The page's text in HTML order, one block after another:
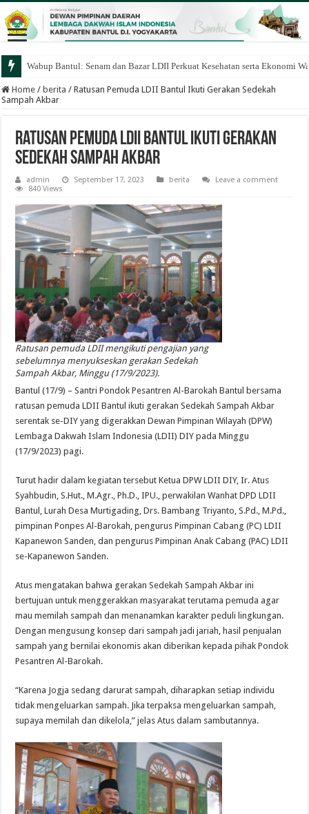
Wabup Bantul: Senam dan Bazar LDII Perkuat Kesehatan serta Ekonomi
Home / berita / Ratusan Pemuda LDII Bantul Ikuti Gerakan Sedekah
Sampah Akbar
Ratusan Pemuda LDII Bantul Ikuti Gerakan
Sedekah Sampah Akbar
admin September 17, 2023 berita
Leave a comment
840 Views
Ratusan pemuda LDII mengikuti pengajian yang
sebelumnya menyukseskan gerakan Sedekah
Sampah Akbar, Minggu (17/9/2023).
Bantul (17/9) – Santri Pondok Pesantren Al-Barokah Bantul bersama
ratusan pemuda LDII Bantul ikuti gerakan Sedekah Sampah Akbar
serentak se-DIY yang digerakkan Dewan Pimpinan Wilayah (DPW)
Lembaga Dakwah Islam Indonesia (LDII) DIY pada Minggu
(17/9/2023) pagi.
Turut hadir dalam kegiatan tersebut Ketua DPW LDII DIY, Ir. Atus
Syahbudin, S.Hut., M.Agr., Ph.D., IPU., perwakilan Wanhat DPD LDII
Bantul, Lurah Desa Murtigading, Drs. Bambang Triyanto, S.Pd., M.Pd.,
pimpinan Ponpes Al-Barokah, pengurus Pimpinan Cabang (PC) LDII
Kapanewon Sanden, dan pengurus Pimpinan Anak Cabang (PAC) LDII
se-Kapanewon Sanden.
Atus mengatakan bahwa gerakan Sedekah Sampah Akbar ini
bertujuan untuk menggerakkan masyarakat terutama pemuda agar
mau memilah sampah dan menanamkan karakter peduli lingkungan.
Dengan mengusung konsep dari sampah jadi jariah, hasil penjualan
sampah yang bernilai ekonomis akan diberikan kepada pihak Pondok
Pesantren Al-Barokah.
“Karena Jogja sedang darurat sampah, diharapkan setiap individu
tidak mengeluarkan sampah. Jika terpaksa mengeluarkan sampah,
supaya memilah dan dikelola,” jelas Atus dalam sambutannya.